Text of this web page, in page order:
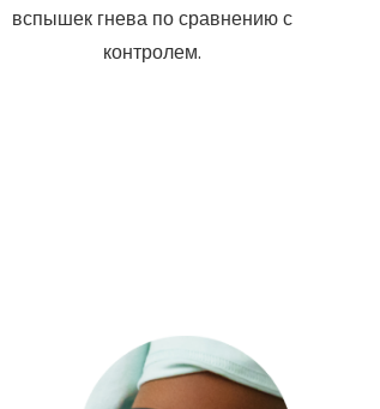
вспышек гнева по сравнению с
контролем.